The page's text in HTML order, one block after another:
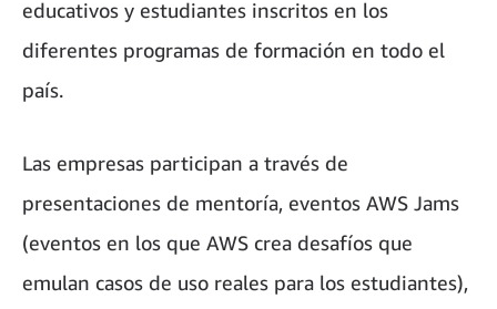
educativos y estudiantes inscritos en los
diferentes programas de formación en todo el
país.
Las empresas participan a través de
presentaciones de mentoría, eventos AWS Jams
(eventos en los que AWS crea desafíos que
emulan casos de uso reales para los estudiantes),